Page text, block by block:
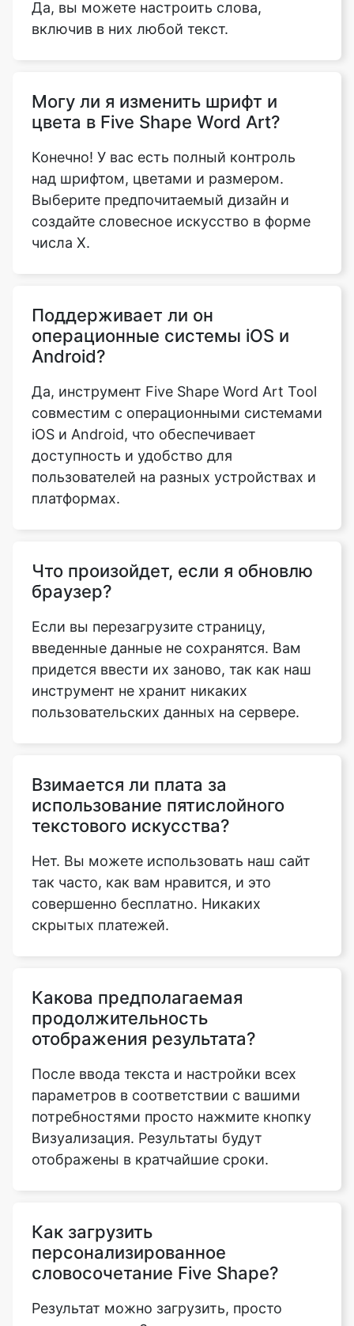
Да, вы можете настроить слова,
включив в них любой текст.
Могу ли я изменить шрифт и
цвета в Five Shape Word Art?
Конечно! У вас есть полный контроль
над шрифтом, цветами и размером.
Выберите предпочитаемый дизайн и
создайте словесное искусство в форме
числа X.
Поддерживает ли он
операционные системы iOS и
Android?
Да, инструмент Five Shape Word Art Tool
совместим с операционными системами
iOS и Android, что обеспечивает
доступность и удобство для
пользователей на разных устройствах и
платформах.
Что произойдет, если я обновлю
браузер?
Если вы перезагрузите страницу,
введенные данные не сохранятся. Вам
придется ввести их заново, так как наш
инструмент не хранит никаких
пользовательских данных на сервере.
Взимается ли плата за
использование пятислойного
текстового искусства?
Нет. Вы можете использовать наш сайт
так часто, как вам нравится, и это
совершенно бесплатно. Никаких
скрытых платежей.
Какова предполагаемая
продолжительность
отображения результата?
После ввода текста и настройки всех
параметров в соответствии с вашими
потребностями просто нажмите кнопку
Визуализация. Результаты будут
отображены в кратчайшие сроки.
Как загрузить
персонализированное
словосочетание Five Shape?
Результат можно загрузить, просто